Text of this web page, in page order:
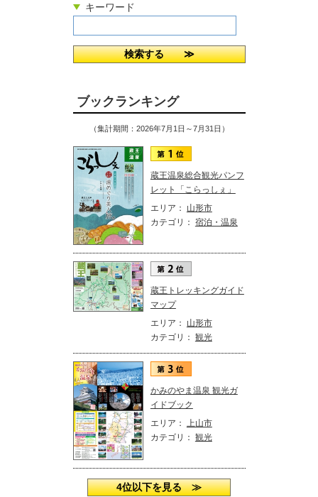
キーワード
ブックランキング
（集計期間：2026年7月1日～7月31日）
蔵王温泉総合観光パンフ
レット「こらっしぇ」
エリア： 山形市
カテゴリ： 宿泊・温泉
蔵王トレッキングガイド
マップ
エリア： 山形市
カテゴリ： 観光
かみのやま温泉 観光ガ
イドブック
エリア：
上山市
カテゴリ： 観光
4位以下を見る ≫